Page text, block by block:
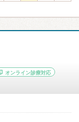
オンライン診療対応